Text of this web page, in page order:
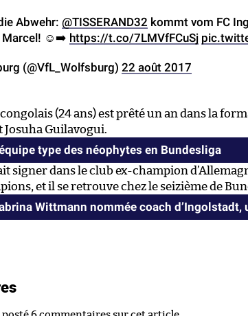
Abwehr: @TISSERAND32 kommt vom FC
Marcel! ☺️➡️ https://t.co/7LMVfFCuSj
(@VfL_Wolfsburg) 22 août 2017
(24 ans) est prêté un an dans la
Josuha Guilavogui.
type des néophytes en Bundesliga
signer dans le club ex-champion
et il se retrouve chez le seizième de
Wittmann nommée coach d’Ingolstadt,